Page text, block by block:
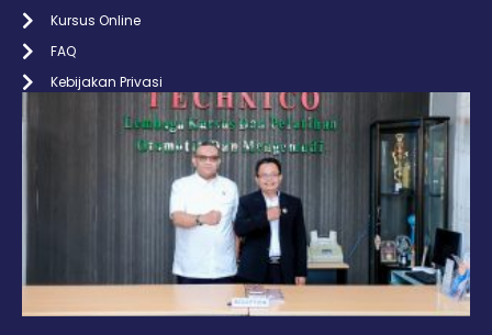
Kursus Online
FAQ
Kebijakan Privasi